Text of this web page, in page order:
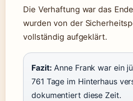
Die Verhaftung war das
wurden von der
vollständig aufgeklärt.
Fazit: Anne Frank war ein
761 Tage im Hinterhaus
dokumentiert diese Zeit.